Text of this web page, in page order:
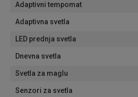
Adaptivni tempomat
Adaptivna svetla
LED prednja svetla
Dnevna svetla
Svetla za maglu
Senzori za svetla